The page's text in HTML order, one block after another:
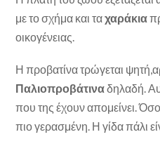
με το σχήμα και ταχαράκια
οικογένειας.
Η προβατίνα τρώγεται
Παλιοπροβάτιναδηλαδή.
που της έχουν απομείνει.
πιο γερασμένη. Η γίδα πάλι